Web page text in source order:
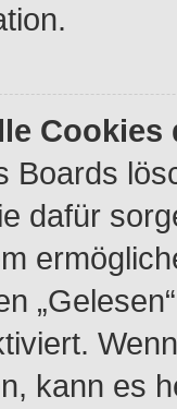
Boards
dafür
kann es